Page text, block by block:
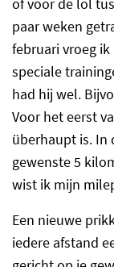
of voor de lol
paar weken
februari vroeg
speciale
had hij wel.
Voor het eerst
überhaupt is. In
gewenste 5
wist ik mijn
Een nieuwe
iedere afstand